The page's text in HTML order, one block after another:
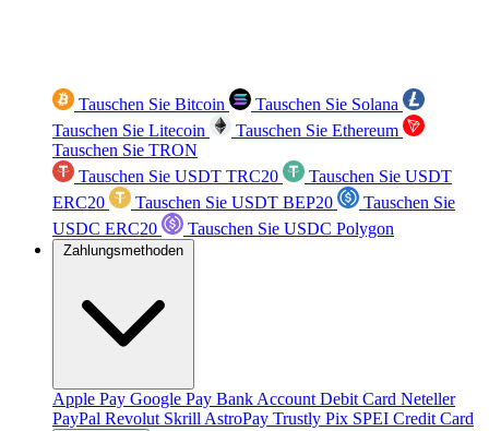
Tauschen Sie Bitcoin
Tauschen Sie Solana
Tauschen Sie Litecoin
Tauschen Sie Ethereum
Tauschen Sie TRON
Tauschen Sie USDT TRC20
Tauschen Sie USDT
ERC20
Tauschen Sie USDT BEP20
Tauschen Sie
USDC ERC20
Tauschen Sie USDC Polygon
Zahlungsmethoden
Apple Pay Google Pay Bank Account Debit Card Neteller
PayPal Revolut Skrill AstroPay Trustly Pix SPEI Credit Card